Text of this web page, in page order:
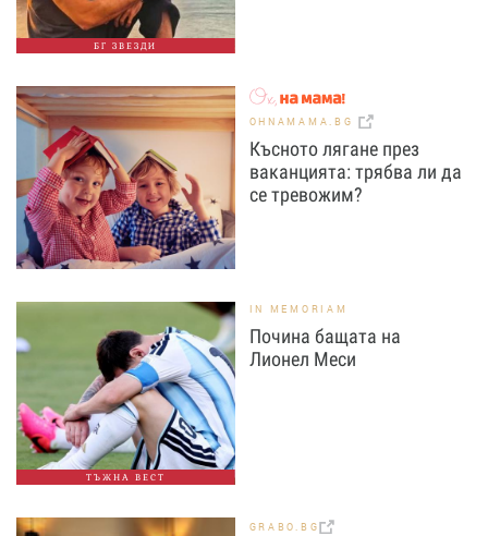
БГ ЗВЕЗДИ
OHNAMAMA.BG
Късното лягане през
ваканцията: трябва ли да
се тревожим?
ТЪЖНА ВЕСТ
IN MEMORIAM
Почина бащата на
Лионел Меси
GRABO.BG